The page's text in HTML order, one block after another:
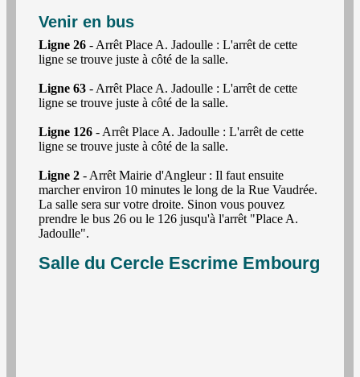
Venir en bus
Ligne 26 - Arrêt Place A. Jadoulle : L'arrêt de cette
ligne se trouve juste à côté de la salle.
Ligne 63 - Arrêt Place A. Jadoulle : L'arrêt de cette
ligne se trouve juste à côté de la salle.
Ligne 126 - Arrêt Place A. Jadoulle : L'arrêt de cette
ligne se trouve juste à côté de la salle.
Ligne 2 - Arrêt Mairie d'Angleur : Il faut ensuite
marcher environ 10 minutes le long de la Rue Vaudrée.
La salle sera sur votre droite. Sinon vous pouvez
prendre le bus 26 ou le 126 jusqu'à l'arrêt "Place A.
Jadoulle".
Salle du Cercle Escrime Embourg